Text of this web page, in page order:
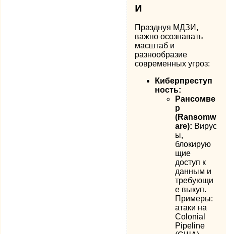
и
Празднуя МДЗИ,
важно осознавать
масштаб и
разнообразие
современных угроз:
Киберпреступ
ность:
Рансомве
р
(Ransomw
are): Вирус
ы,
блокирую
щие
доступ к
данным и
требующи
е выкуп.
Примеры:
атаки на
Colonial
Pipeline